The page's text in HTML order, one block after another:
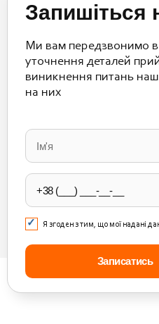
Запишіться
Ми вам передзвонимо
уточнення деталей
виникнення питань
на них
leave
this
field
empty.
Я згоден з тим, що мої надані